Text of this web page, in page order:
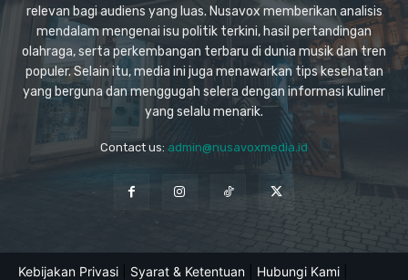
relevan bagi audiens yang luas. Nusavox memberikan analisis
mendalam mengenai isu politik terkini, hasil pertandingan
olahraga, serta perkembangan terbaru di dunia musik dan tren
populer. Selain itu, media ini juga menawarkan tips kesehatan
yang berguna dan menggugah selera dengan informasi kuliner
yang selalu menarik.
Contact us: admin@nusavoxmedia.id
Kebijakan Privasi Syarat & Ketentuan Hubungi Kami